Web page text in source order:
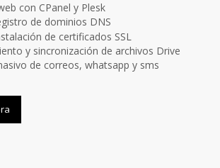
con CPanel y Plesk
de dominios DNS
de certificados SSL
y sincronización de archivos Drive
de correos, whatsapp y sms